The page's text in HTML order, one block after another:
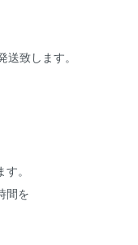
致します。
。
間を